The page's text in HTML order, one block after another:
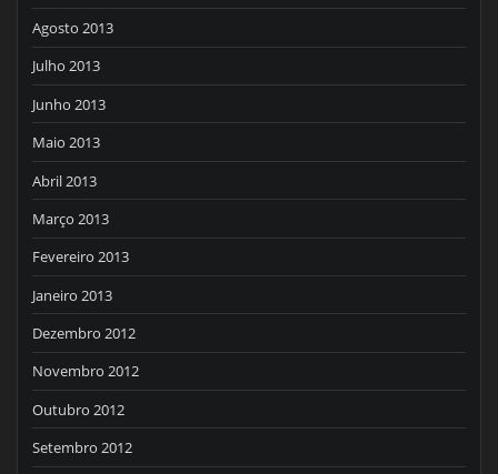
Agosto 2013
Julho 2013
Junho 2013
Maio 2013
Abril 2013
Março 2013
Fevereiro 2013
Janeiro 2013
Dezembro 2012
Novembro 2012
Outubro 2012
Setembro 2012